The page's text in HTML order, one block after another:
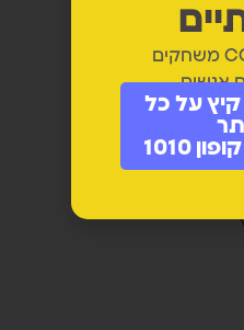
CONNECTED משחקים
אנשים
קיץ על כל
1010